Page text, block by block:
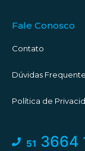
Fale Conosco
Contato
Dúvidas
Política de
51 3664